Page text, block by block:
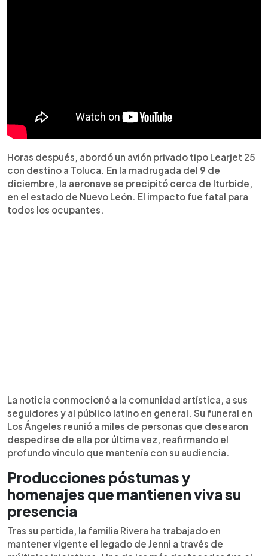
Horas después, abordó un avión privado tipo Learjet 25
con destino a Toluca. En la madrugada del 9 de
diciembre, la aeronave se precipitó cerca de Iturbide,
en el estado de Nuevo León. El impacto fue fatal para
todos los ocupantes.
La noticia conmocionó a la comunidad artística, a sus
seguidores y al público latino en general. Su funeral en
Los Ángeles reunió a miles de personas que desearon
despedirse de ella por última vez, reafirmando el
profundo vínculo que mantenía con su audiencia.
Producciones póstumas y
homenajes que mantienen viva su
presencia
Tras su partida, la familia Rivera ha trabajado en
mantener vigente el legado de Jenni a través de